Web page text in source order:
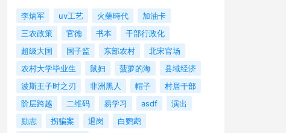
李炳军 uv工艺 火藥時代
加油卡
三农政策
官德 书本
干部行政化
超级大国
国子监 东部农村
北宋官场
农村大学毕业生
鼠妇 菠萝的海
县域经济
波斯王子时之刃
非洲黑人 帽子
村居干部
阶层跨越
二维码 易学习 asdf
演出
励志
拐骗案 退岗
白鹦鹉